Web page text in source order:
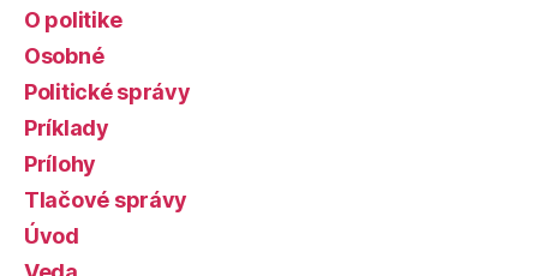
O politike
Osobné
Politické správy
Príklady
Prílohy
Tlačové správy
Úvod